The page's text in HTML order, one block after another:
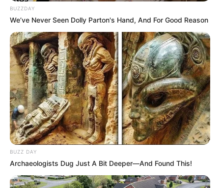
BUZZDAY
We’ve Never Seen Dolly Parton's Hand, And For Good Reason
BUZZ DAY
Archaeologists Dug Just A Bit Deeper—And Found This!